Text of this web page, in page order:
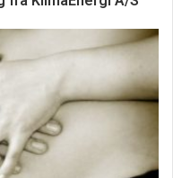
mange steder på